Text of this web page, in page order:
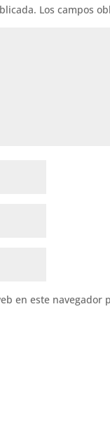
Los campos
en este navegador